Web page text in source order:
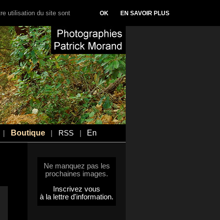
Boutique RSS En
Ne manquez pas les
prochaines images.
Inscrivez vous
à la lettre d'information.
utilisation du site sont OK EN SAVOIR PLUS